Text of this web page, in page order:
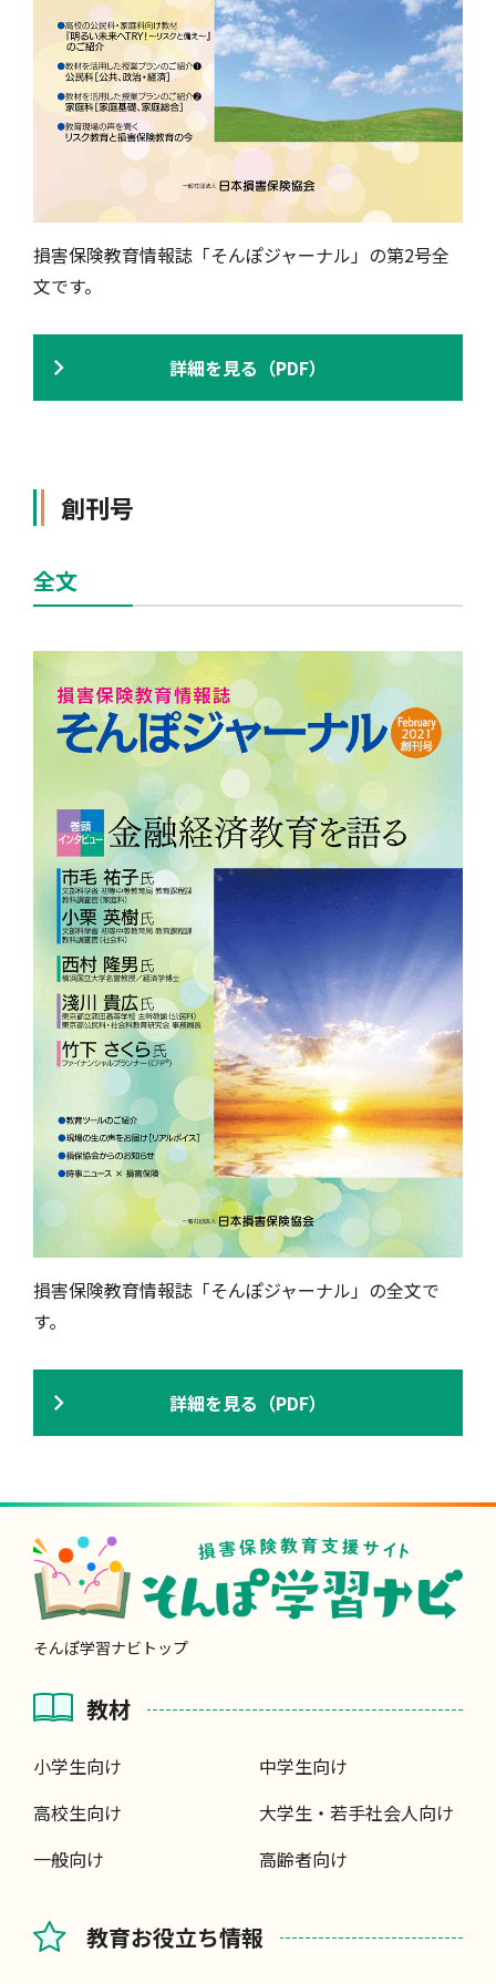
損害保険教育情報誌「そんぽジャーナル」の第2号全
文です。
詳細を見る（PDF）
創刊号
全文
損害保険教育情報誌「そんぽジャーナル」の全文で
す。
詳細を見る（PDF）
そんぽ学習ナビトップ
教材
小学生向け
中学生向け
高校生向け
大学生・若手社会人向け
一般向け
高齢者向け
教育お役立ち情報